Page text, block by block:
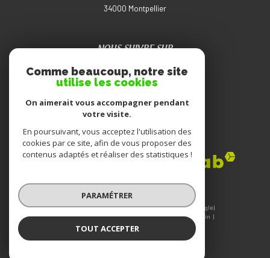
34000
montpellier
NOUS SUIVRE SUR
ADHÉRENTS
© 2026 | Tous droits réservés | Traduction powered by Google |
Nos honoraires
Plan du site Mentions légales
Admin
Nos liens
Politique RGPD
Comme beaucoup, notre site
utilise les cookies
On aimerait vous accompagner pendant
votre visite.
En poursuivant, vous acceptez l'utilisation des
cookies par ce site, afin de vous proposer des
contenus adaptés et réaliser des statistiques !
PARAMÉTRER
TOUT ACCEPTER